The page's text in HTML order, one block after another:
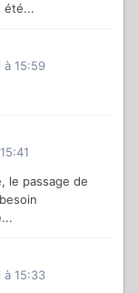
été...
à 15:59
le passage de
à 15:33